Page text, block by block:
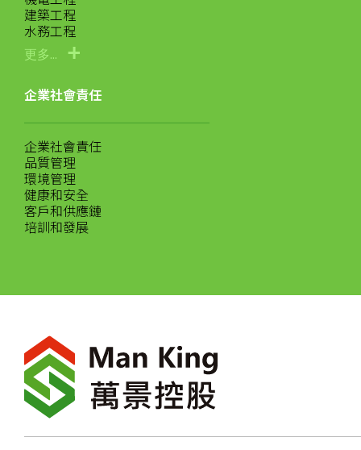
建築工程
水務工程
更多...
企業社會責任
企業社會責任
品質管理
環境管理
健康和安全
客戶和供應鏈
培訓和發展